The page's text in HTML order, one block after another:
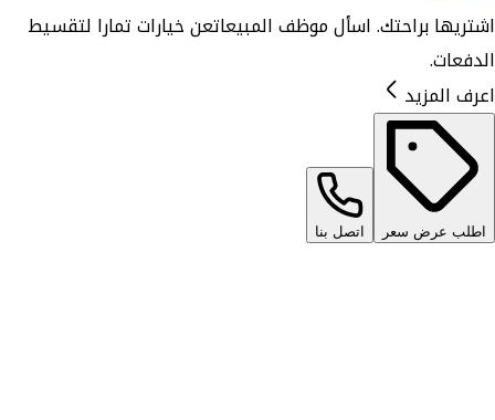
اشتريها براحتك. اسأل موظف المبيعاتعن خيارات تمارا لتقسيط
الدفعات.
اعرف المزيد
اطلب عرض سعر اتصل بنا